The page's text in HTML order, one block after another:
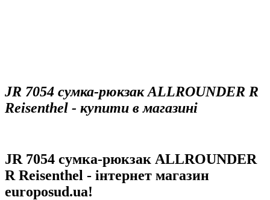
JR 7054 сумка-рюкзак ALLROUNDER R
Reisenthel - купити в магазині
JR 7054 сумка-рюкзак ALLROUNDER
R Reisenthel - інтернет магазин
europosud.ua!